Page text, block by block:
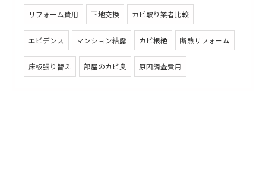
リフォーム費用 下地交換 カビ取り業者比較
エビデンス マンション結露 カビ根絶 断熱リフォーム
床板張り替え 部屋のカビ臭 原因調査費用